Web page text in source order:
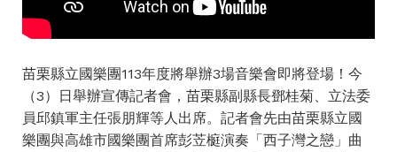
苗栗縣立國樂團113年度將舉辦3場音樂會即將登場！今
（3）日舉辦宣傳記者會，苗栗縣副縣長鄧桂菊、立法委
員邱鎮軍主任張朋輝等人出席。記者會先由苗栗縣立國
樂團與高雄市國樂團首席彭苙榳演奏「西子灣之戀」曲